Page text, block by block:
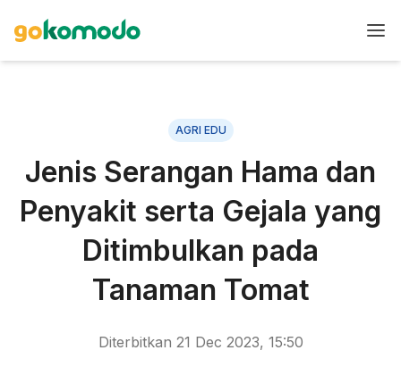
AGRI EDU
Jenis Serangan Hama dan
Penyakit serta Gejala yang
Ditimbulkan pada
Tanaman Tomat
Diterbitkan 21 Dec 2023, 15:50